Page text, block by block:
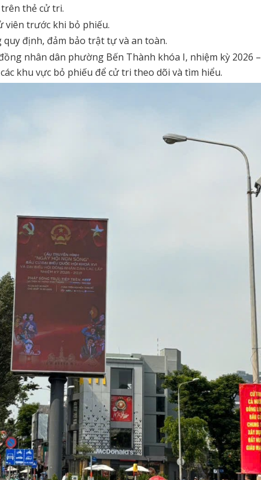
thẻ cử tri.
viên trước khi bỏ phiếu.
định, đảm bảo trật tự và an toàn.
nhân dân phường Bến Thành khóa I, nhiệm kỳ 2026 –
khu vực bỏ phiếu để cử tri theo dõi và tìm hiểu.